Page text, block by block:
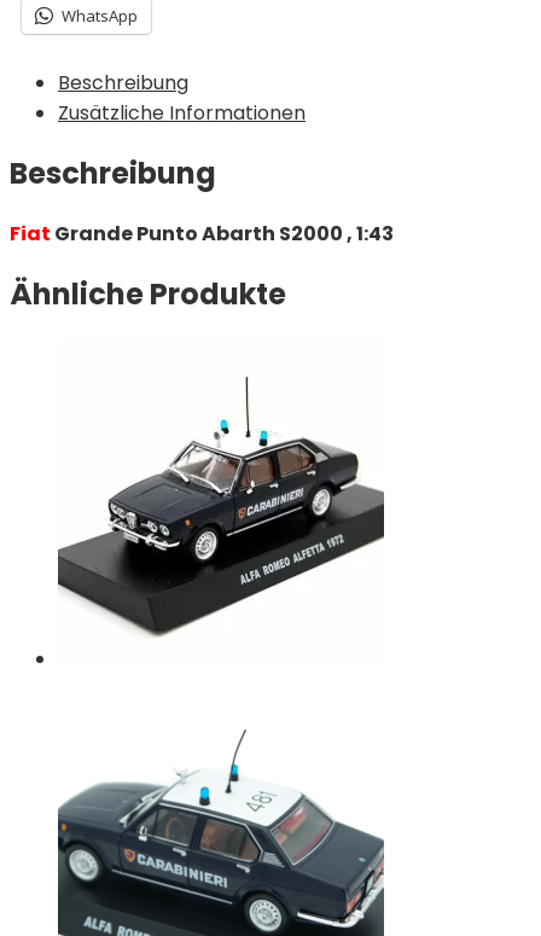
WhatsApp
Beschreibung
Zusätzliche Informationen
Beschreibung
Fiat Grande Punto Abarth S2000 , 1:43
Ähnliche Produkte